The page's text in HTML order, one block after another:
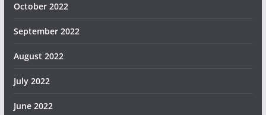
October 2022
September 2022
August 2022
July 2022
June 2022